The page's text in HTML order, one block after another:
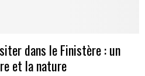
dans le Finistère : un
et la nature